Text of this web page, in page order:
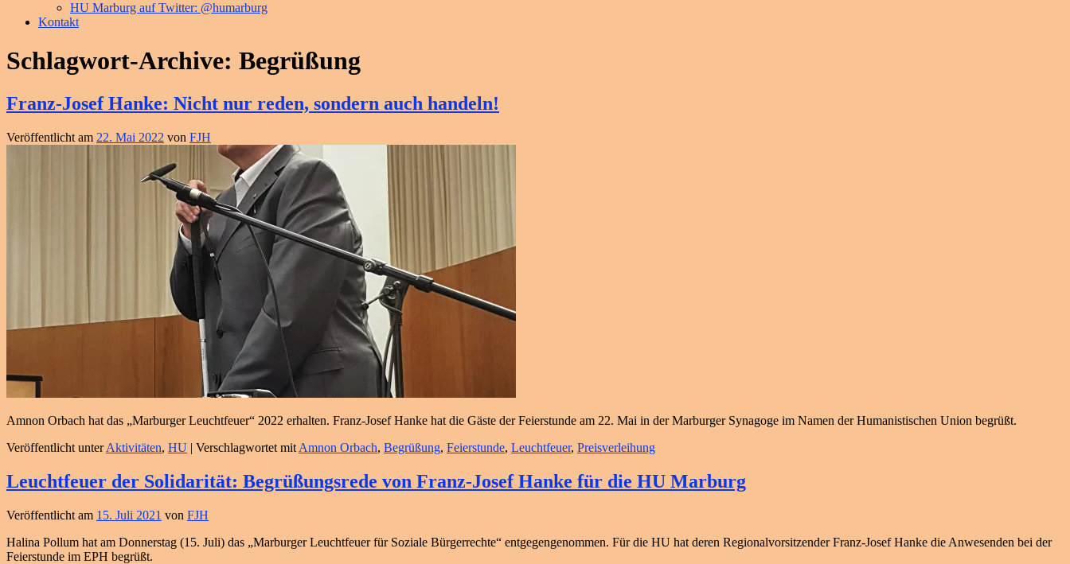
HU Marburg auf Twitter: @humarburg
Kontakt
Schlagwort-Archive: Begrüßung
Franz-Josef Hanke: Nicht nur reden, sondern auch handeln!
Veröffentlicht am 22. Mai 2022 von FJH
Amnon Orbach hat das „Marburger Leuchtfeuer“ 2022 erhalten. Franz-Josef Hanke hat die Gäste der Feierstunde am 22. Mai in der Marburger Synagoge im Namen der Humanistischen Union begrüßt.
Veröffentlicht unter Aktivitäten, HU | Verschlagwortet mit Amnon Orbach, Begrüßung, Feierstunde, Leuchtfeuer, Preisverleihung
Leuchtfeuer der Solidarität: Begrüßungsrede von Franz-Josef Hanke für die HU Marburg
Veröffentlicht am 15. Juli 2021 von FJH
Halina Pollum hat am Donnerstag (15. Juli) das „Marburger Leuchtfeuer für Soziale Bürgerrechte“ entgegengenommen. Für die HU hat deren Regionalvorsitzender Franz-Josef Hanke die Anwesenden bei der
Feierstunde im EPH begrüßt.